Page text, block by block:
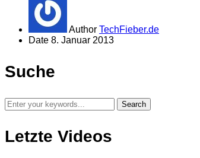
Author TechFieber.de
Date 8. Januar 2013
Suche
Letzte Videos